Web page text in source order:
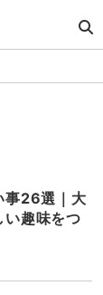
事26選｜大
い趣味をつ